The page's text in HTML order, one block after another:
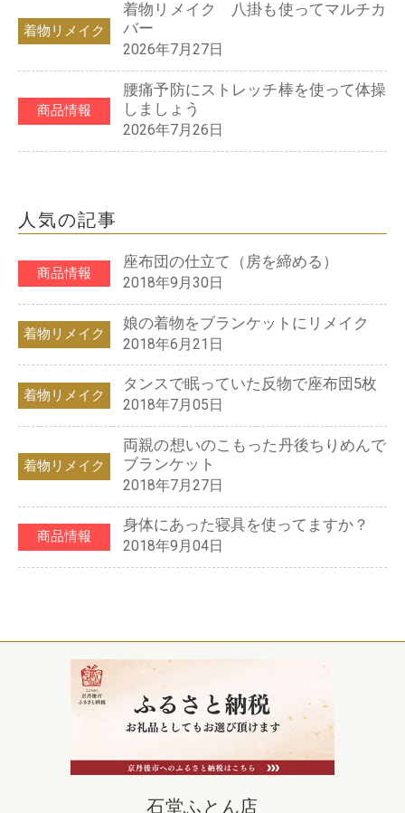
着物リメイク
着物リメイク 八掛も使ってマルチカ
バー
2026年7月27日
商品情報
腰痛予防にストレッチ棒を使って体操
しましょう
2026年7月26日
人気の記事
商品情報
座布団の仕立て（房を締める）
2018年9月30日
着物リメイク
娘の着物をブランケットにリメイク
2018年6月21日
着物リメイク
タンスで眠っていた反物で座布団5枚
2018年7月05日
着物リメイク
両親の想いのこもった丹後ちりめんで
ブランケット
2018年7月27日
商品情報
身体にあった寝具を使ってますか？
2018年9月04日
石堂ふとん店